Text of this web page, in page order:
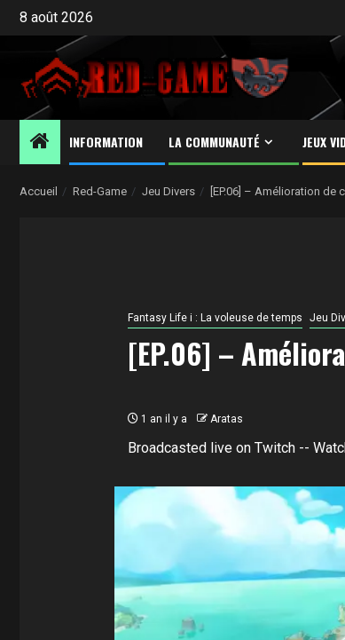
Aller8 août 2026
INFORMATION LA COMMUNAUTÉ JEUX
Accueil Red-Game Jeu Divers [EP.06] – Amélioration de
Fantasy Life i : La voleuse de temps Jeu
[EP.06] –
1 an il y a Aratas
Broadcasted live on Twitch --